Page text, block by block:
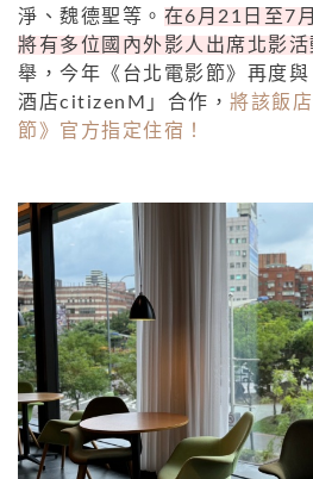
淨、魏德聖等。 在6月21日至7
將有多位國內外影人出席北影活
舉，今年《台北電影節》再度
酒店citizenM」合作， 將該飯
節》官方指定住宿！